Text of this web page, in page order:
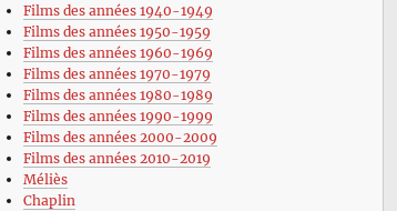
Films des années 1940-1949
Films des années 1950-1959
Films des années 1960-1969
Films des années 1970-1979
Films des années 1980-1989
Films des années 1990-1999
Films des années 2000-2009
Films des années 2010-2019
Méliès
Chaplin